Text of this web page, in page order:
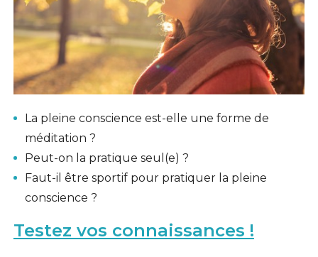
La pleine conscience est-elle une forme de
méditation ?
Peut-on la pratique seul(e) ?
Faut-il être sportif pour pratiquer la pleine
conscience ?
Testez vos connaissances !